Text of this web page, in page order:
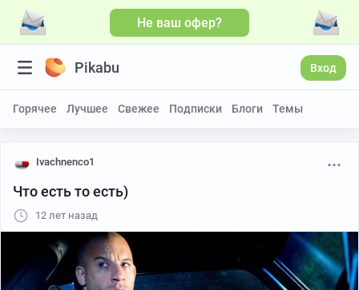
Не ваш офер?
Pikabu Вход
Горячее Лучшее Свежее Подписки Блоги Темы
Ivachnenco1
Что есть то есть)
12 лет назад